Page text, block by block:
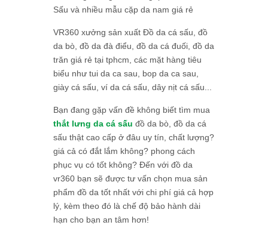
Sấu và nhiều mẫu cặp da nam giá rẻ
VR360 xưởng sản xuất Đồ da cá sấu, đồ
da bò, đồ da đà điểu, đồ da cá đuối, đồ da
trăn giá rẻ tại tphcm, các mặt hàng tiêu
biểu như tui da ca sau, bop da ca sau,
giày cá sấu, ví da cá sấu, dây nịt cá sấu...
Bạn đang gặp vấn đề không biết tìm mua
thắt lưng da cá sấu đồ da bò, đồ da cá
sấu thật cao cấp ở đâu uy tín, chất lượng?
giá cả có đắt lắm không? phong cách
phục vụ có tốt không? Đến với đồ da
vr360 bạn sẽ được tư vấn chọn mua sản
phẩm đồ da tốt nhất với chi phí giá cả hợp
lý, kèm theo đó là chế độ bảo hành dài
hạn cho bạn an tâm hơn!